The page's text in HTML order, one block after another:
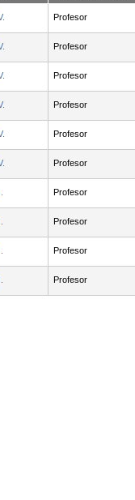
Profesor
Profesor
Profesor
Profesor
Profesor
Profesor
Profesor
Profesor
Profesor
Profesor